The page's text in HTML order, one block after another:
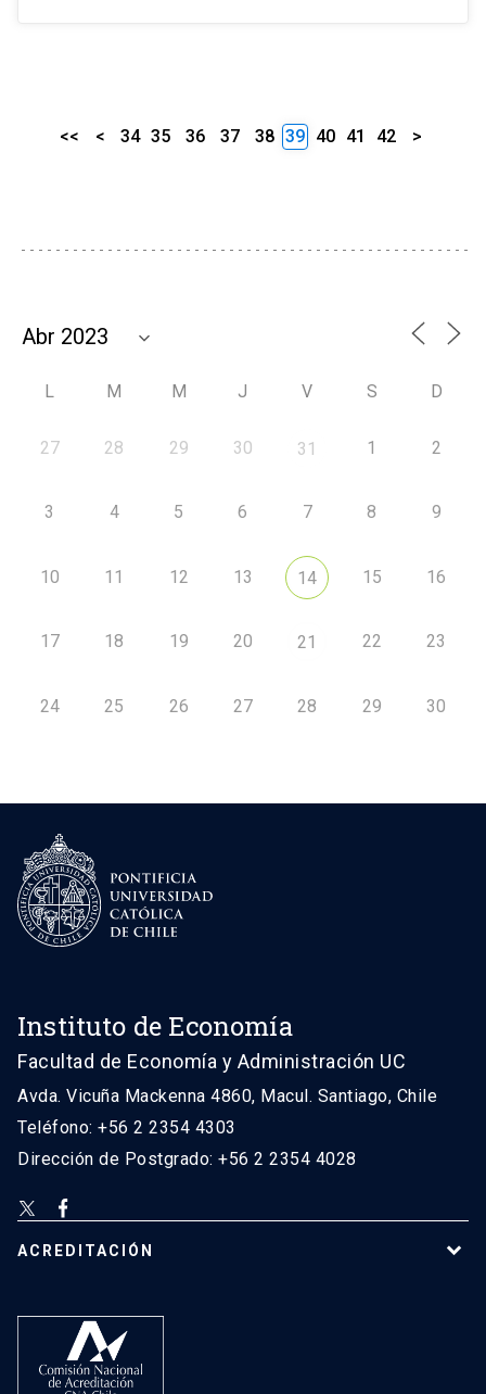
<< < 34 35 36 37 38 39 40 41 42 >
L M M J V S D
27 28 29 30 31 1 2
3 4 5 6 7 8 9
10 11 12 13 14 15 16
17 18 19 20 21 22 23
24 25 26 27 28 29 30
Instituto de Economía
Facultad de Economía y Administración UC
Avda. Vicuña Mackenna 4860, Macul. Santiago, Chile
Teléfono: +56 2 2354 4303
Dirección de Postgrado: +56 2 2354 4028
ACREDITACIÓN